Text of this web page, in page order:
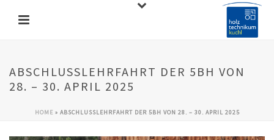
ABSCHLUSSLEHRFAHRT DER 5BH VON
28. – 30. APRIL 2025
HOME» ABSCHLUSSLEHRFAHRT DER 5BH VON 28. – 30. APRIL 2025